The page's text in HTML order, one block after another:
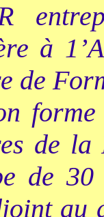
à
de
de
de 30
au